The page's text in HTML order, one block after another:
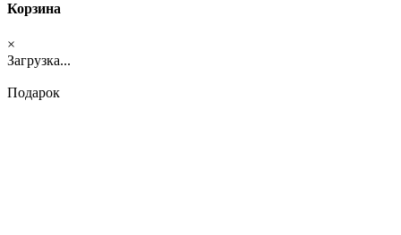
Корзина
×
Загрузка...
Подарок